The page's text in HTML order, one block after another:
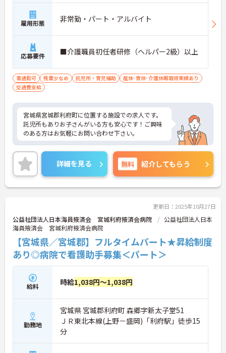
雇用形態 非常勤・パート・アルバイト
応募要件 ■介護職員初任者研修（ヘルパー2級）以上
車通勤可 残業少なめ 託児所・育児補助
産休･育休･介護休暇取得実績あり
交通費支給
宮城県宮城郡利府町に位置する施設での求人です。
託児所もありお子さんがいる方も安心です！ご興味
のある方はお気軽にお問い合わせ下さい。
詳細を見る 無料 紹介してもらう
更新日：2025年10月27日
公益社団法人日本海員掖済会 宮城利府掖済会病院
公益社団法人日本
海員掖済会 宮城利府掖済会病院
【宮城県／宮城郡】フルタイムパート★昇給制度
あり◎病院で看護助手募集＜パート＞
給料 時給1,038円～1,038円
勤務地
宮城県 宮城郡利府町 森郷字新太子堂51
ＪＲ東北本線(上野－盛岡)「利府駅」徒歩15
分